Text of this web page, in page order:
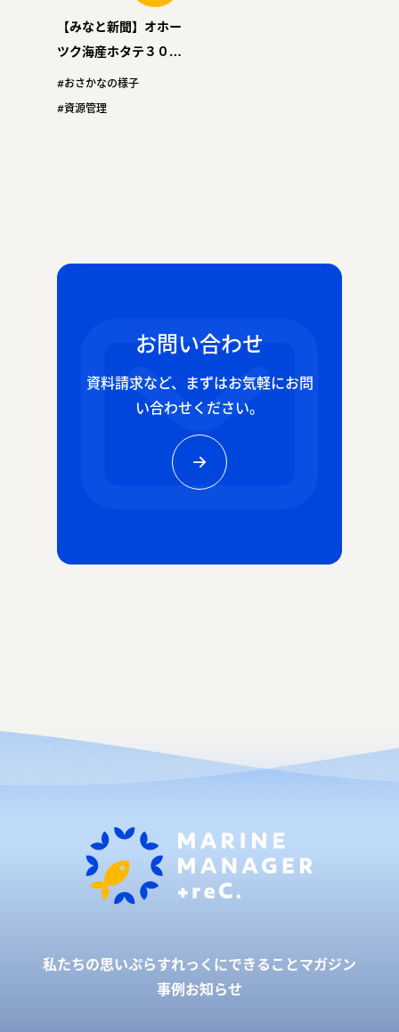
【みなと新聞】オホー
ツク海産ホタテ３０万
トン超計画 北海道２
３年度 ５年連続の大
#おさかなの様子
#資源管理
お問い合わせ
資料請求など、 まずはお気軽にお問
い合わせください。
私たちの思いぷらすれっくにできることマガジン
事例お知らせ